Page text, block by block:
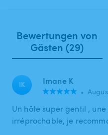
Bewertungen von
Gästen (29)
IK Imane K
•
Un hôte super gentil ,
irréprochable, je